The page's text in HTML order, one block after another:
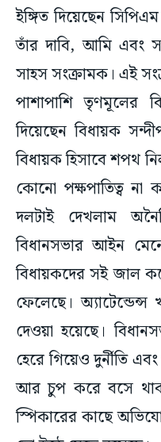
ইঙ্গিত দিয়েছেন
তাঁর দাবি, আমি এবং
সাহস সংক্রামক। এই
পাশাপাশি তৃণমূলের
দিয়েছেন বিধায়ক
বিধায়ক হিসাবে শপথ
কোনো পক্ষপাতিত্ব
দলটাই দেখলাম
বিধানসভার আইন
বিধায়কদের সই জাল
ফেলেছে।
দেওয়া হয়েছে।
হেরে গিয়েও দুর্নীতি
আর চুপ করে বসে
স্পিকারের কাছে